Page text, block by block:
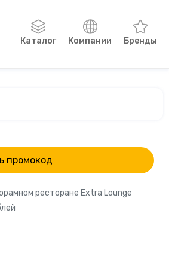
Каталог
и электроника
Компании Бренды
промокод
ресторане Extra Lounge